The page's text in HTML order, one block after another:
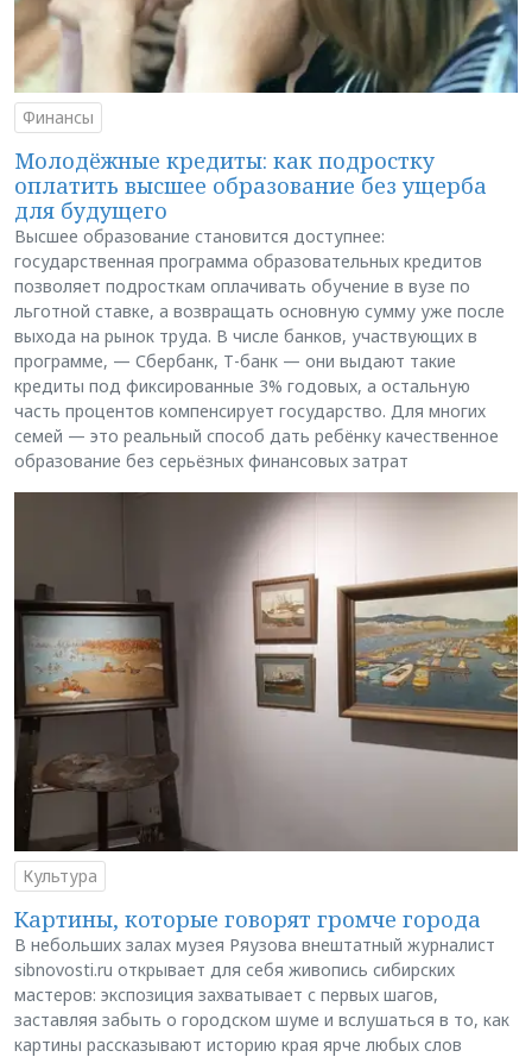
Финансы
Молодёжные кредиты: как подростку
оплатить высшее образование без ущерба
для будущего
Высшее образование становится доступнее:
государственная программа образовательных кредитов
позволяет подросткам оплачивать обучение в вузе по
льготной ставке, а возвращать основную сумму уже после
выхода на рынок труда. В числе банков, участвующих в
программе, — Сбербанк, Т-банк — они выдают такие
кредиты под фиксированные 3% годовых, а остальную
часть процентов компенсирует государство. Для многих
семей — это реальный способ дать ребёнку качественное
образование без серьёзных финансовых затрат
Культура
Картины, которые говорят громче города
В небольших залах музея Ряузова внештатный журналист
sibnovosti.ru открывает для себя живопись сибирских
мастеров: экспозиция захватывает с первых шагов,
заставляя забыть о городском шуме и вслушаться в то, как
картины рассказывают историю края ярче любых слов